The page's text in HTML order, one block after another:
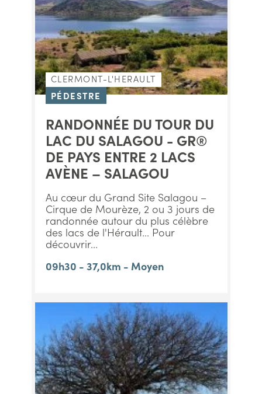
CLERMONT-L'HERAULT
PÉDESTRE
RANDONNÉE DU TOUR DU
LAC DU SALAGOU - GR®
DE PAYS ENTRE 2 LACS
AVÈNE – SALAGOU
Au cœur du Grand Site Salagou –
Cirque de Mourèze, 2 ou 3 jours de
randonnée autour du plus célèbre
des lacs de l'Hérault... Pour
découvrir...
09h30 - 37,0km - Moyen